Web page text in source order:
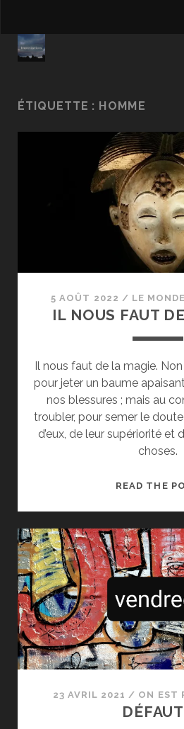
ÉTIQUETTE : HOMME
5 AOÛT 2022 / LE
IL NOUS FAUT
Il nous faut de la magie.
pour jeter un baume
nos blessures ; mais au
troubler, pour semer le
d’eux, de leur supériorité et
choses.
READ THE
23 AVRIL 2021 / ON EST